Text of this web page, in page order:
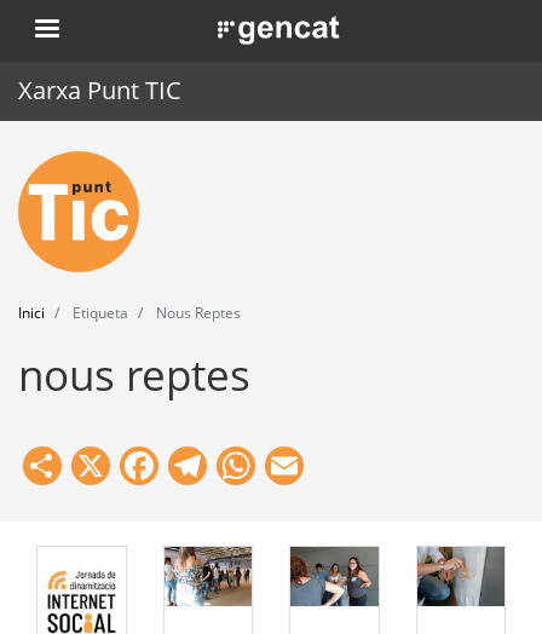
Vés
al
. Obre en una nova finestra.
Xarxa Punt TIC
Inici
Punt TIC
Actualitat
Agenda
Formació
Eines
Inici Etiqueta Nous Reptes
nous reptes
Share
X Facebook
Telegram
WhatsApp